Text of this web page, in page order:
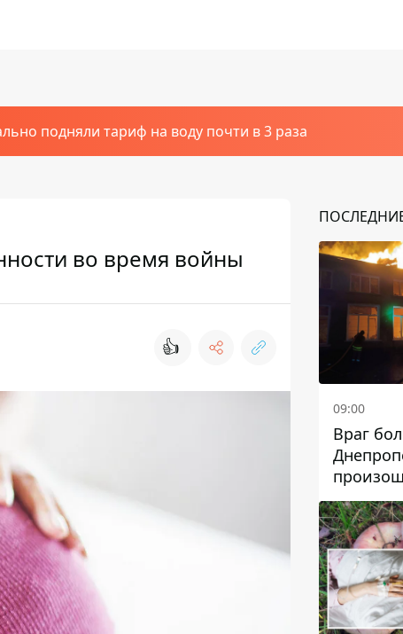
подняли тариф на воду почти в 3 раза
во время войны
👍
09:00
Враг